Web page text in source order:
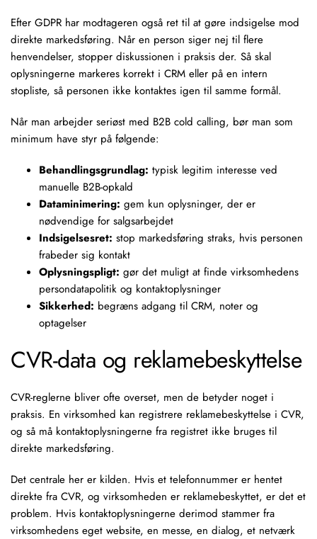
Efter GDPR har modtageren også ret til at gøre indsigelse mod
direkte markedsføring. Når en person siger nej til flere
henvendelser, stopper diskussionen i praksis der. Så skal
oplysningerne markeres korrekt i CRM eller på en intern
stopliste, så personen ikke kontaktes igen til samme formål.
Når man arbejder seriøst med B2B cold calling, bør man som
minimum have styr på følgende:
Behandlingsgrundlag: typisk legitim interesse ved
manuelle B2B-opkald
Dataminimering: gem kun oplysninger, der er
nødvendige for salgsarbejdet
Indsigelsesret: stop markedsføring straks, hvis personen
frabeder sig kontakt
Oplysningspligt: gør det muligt at finde virksomhedens
persondatapolitik og kontaktoplysninger
Sikkerhed: begræns adgang til CRM, noter og
optagelser
CVR-data og reklamebeskyttelse
CVR-reglerne bliver ofte overset, men de betyder noget i
praksis. En virksomhed kan registrere reklamebeskyttelse i CVR,
og så må kontaktoplysningerne fra registret ikke bruges til
direkte markedsføring.
Det centrale her er kilden. Hvis et telefonnummer er hentet
direkte fra CVR, og virksomheden er reklamebeskyttet, er det et
problem. Hvis kontaktoplysningerne derimod stammer fra
virksomhedens eget website, en messe, en dialog, et netværk